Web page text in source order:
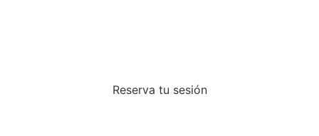
Reserva tu sesión